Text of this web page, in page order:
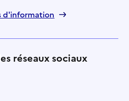
d'information
réseaux sociaux